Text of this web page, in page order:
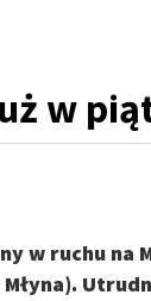
w
w ruchu na